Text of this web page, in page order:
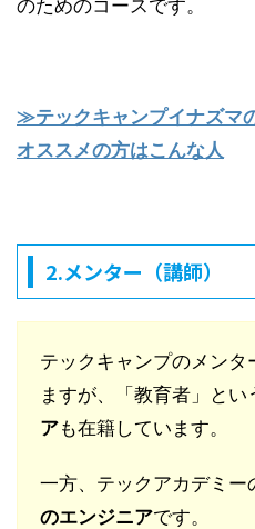
のためのコースです。
≫テックキャンプイナズマ
オススメの方はこんな人
2.メンター（講師）
テックキャンプのメン
ますが、「教育者」とい
アも在籍しています。
一方、テックアカデミー
のエンジニアです。